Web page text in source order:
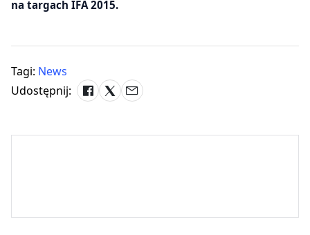
na targach IFA 2015.
Tagi: News
Udostępnij: